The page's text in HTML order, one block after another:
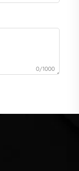
0/1000